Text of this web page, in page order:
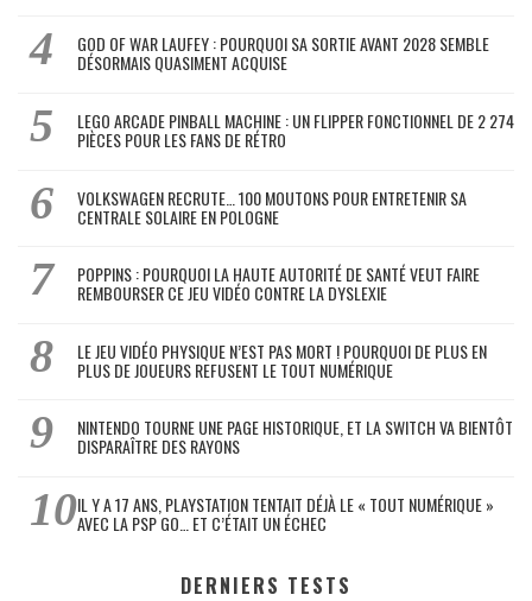
GOD OF WAR LAUFEY : POURQUOI SA SORTIE AVANT 2028 SEMBLE
DÉSORMAIS QUASIMENT ACQUISE
LEGO ARCADE PINBALL MACHINE : UN FLIPPER FONCTIONNEL DE 2 274
PIÈCES POUR LES FANS DE RÉTRO
VOLKSWAGEN RECRUTE… 100 MOUTONS POUR ENTRETENIR SA
CENTRALE SOLAIRE EN POLOGNE
POPPINS : POURQUOI LA HAUTE AUTORITÉ DE SANTÉ VEUT FAIRE
REMBOURSER CE JEU VIDÉO CONTRE LA DYSLEXIE
LE JEU VIDÉO PHYSIQUE N’EST PAS MORT ! POURQUOI DE PLUS EN
PLUS DE JOUEURS REFUSENT LE TOUT NUMÉRIQUE
NINTENDO TOURNE UNE PAGE HISTORIQUE, ET LA SWITCH VA BIENTÔT
DISPARAÎTRE DES RAYONS
IL Y A 17 ANS, PLAYSTATION TENTAIT DÉJÀ LE « TOUT NUMÉRIQUE »
AVEC LA PSP GO… ET C’ÉTAIT UN ÉCHEC
DERNIERS TESTS